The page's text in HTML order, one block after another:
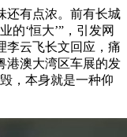
有点浓。前有长城
的‘恒大’”，引发网
李云飞长文回应，痛
港澳大湾区车展的发
，本身就是一种仰